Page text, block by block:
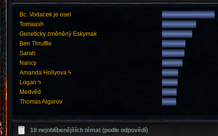
Bc. Vodacek je osel
Tomaash
Geneticky změněný Eskymak
Ben Thruffle
Sarah
Nancy
Amanda Hollyova ϟ
Logan ϟ
Medvěd
Thomas Algarov
10 nejoblíbenějších témat (podle odpovědí)